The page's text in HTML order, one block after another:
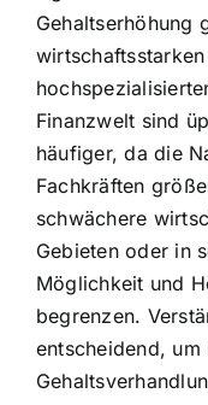
Gehaltserhöhung
Finanzwelt sind
häufiger, da die
Fachkräften
schwächere
Gebieten oder in
Möglichkeit und
begrenzen.
entscheidend,